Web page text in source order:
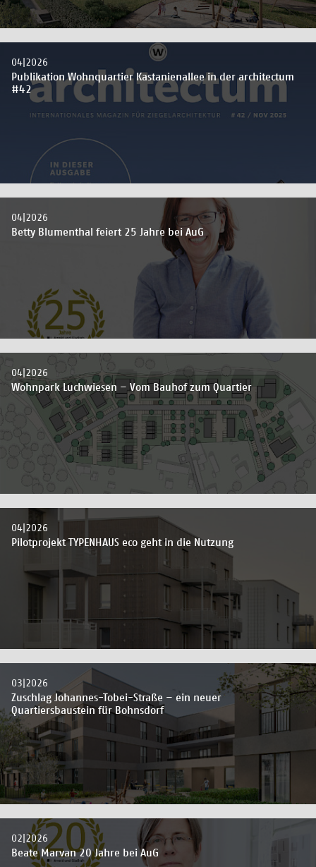
04|2026
Publikation Wohnquartier Kastanienallee in der architectum
#42
04|2026
Betty Blumenthal feiert 25 Jahre bei AuG
04|2026
Wohnpark Luchwiesen – Vom Bauhof zum Quartier
04|2026
Pilotprojekt TYPENHAUS eco geht in die Nutzung
03|2026
Zuschlag Johannes-Tobei-Straße – ein neuer
Quartiersbaustein für Bohnsdorf
02|2026
Beate Marvan 20 Jahre bei AuG